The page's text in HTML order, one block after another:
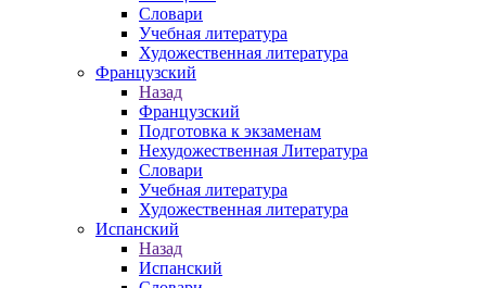
Словари
Учебная литература
Художественная литература
Французский
Назад
Французский
Подготовка к экзаменам
Нехудожественная Литература
Словари
Учебная литература
Художественная литература
Испанский
Назад
Испанский